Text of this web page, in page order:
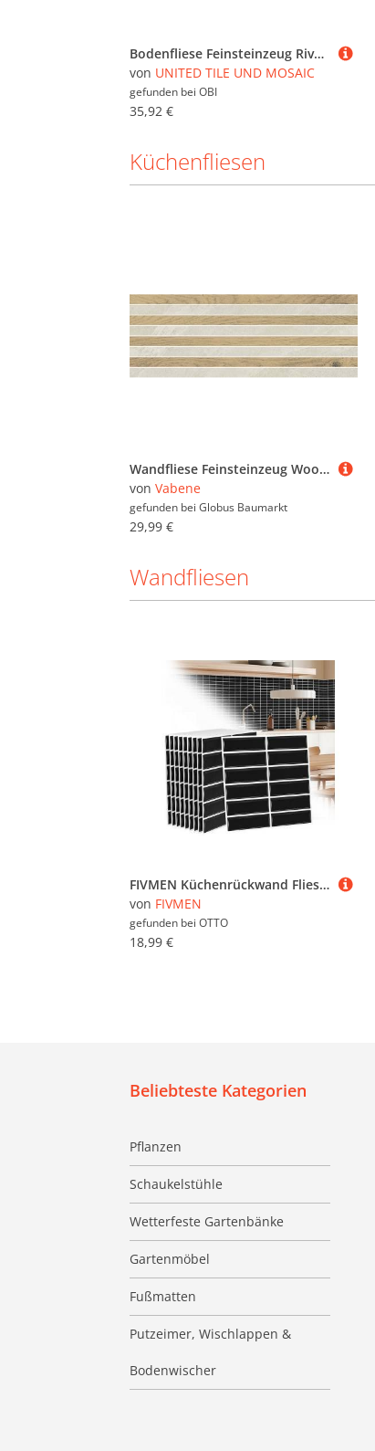
Bodenfliese Feinsteinzeug Riverstone grau Grau Glasiert Matt 60 cm x 30 cm
von UNITED TILE UND MOSAIC
gefunden bei OBI
35,92 €
Küchenfliesen
Wandfliese Feinsteinzeug Woodline Mountain 21,5 x 60 cm beige
von Vabene
gefunden bei Globus Baumarkt
29,99 €
Wandfliesen
FIVMEN Küchenrückwand Fliesenaufkleber Küche Bad Fliesen PVC Klebefliesen Wasserdichtes, Selbstklebendes Wandfliesen mit Glänzend
von FIVMEN
gefunden bei OTTO
18,99 €
Beliebteste Kategorien
Pflanzen
Schaukelstühle
Wetterfeste Gartenbänke
Gartenmöbel
Fußmatten
Putzeimer, Wischlappen &
Bodenwischer